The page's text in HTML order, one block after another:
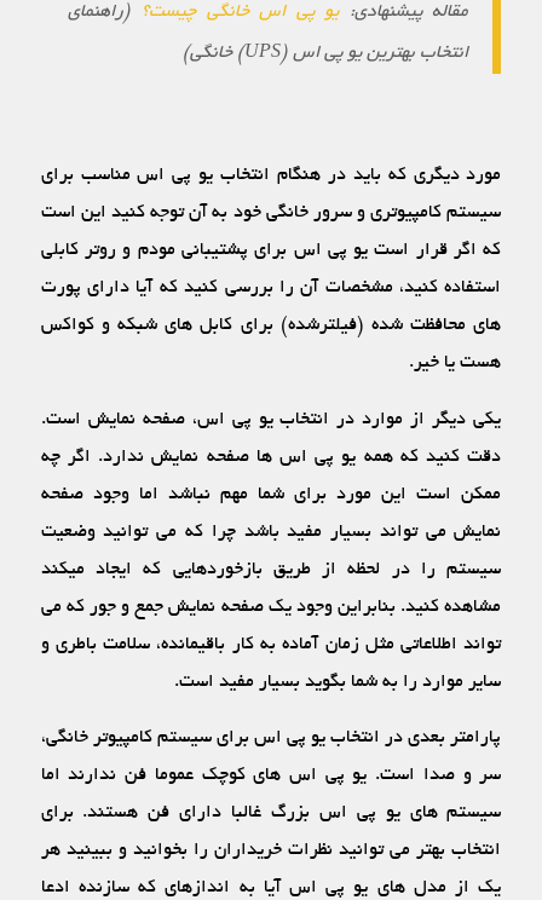
مقاله پیشنهادی:یو پی اس خانگی چیست؟ (راهنمای
انتخاب بهترین یو پی اس (UPS) خانگی)
مورد دیگری که باید در هنگام انتخاب یو پی اس مناسب برای
سیستم کامپیوتری و سرور خانگی خود به آن توجه کنید این است
که اگر قرار است یو پی اس برای پشتیبانی مودم و روتر کابلی
استفاده کنید، مشخصات آن را بررسی کنید که آیا دارای پورت‏
های محافظت شده (فیلترشده) برای کابل‏ های شبکه و کواکس
هست یا خیر.
یکی دیگر از موارد در انتخاب یو پی اس، صفحه نمایش است.
دقت کنید که همه یو پی اس ‏ها صفحه نمایش ندارد. اگر چه
ممکن است این مورد برای شما مهم نباشد اما وجود صفحه
نمایش می‏ تواند بسیار مفید باشد چرا که می‏ توانید وضعیت
سیستم را در لحظه از طریق بازخوردهایی که ایجاد می‏کند
مشاهده کنید. بنابراین وجود یک صفحه نمایش جمع و جور که می
‏تواند اطلاعاتی مثل زمان آماده به کار باقیمانده، سلامت باطری و
سایر موارد را به شما بگوید بسیار مفید است.
پارامتر بعدی در انتخاب یو پی اس برای سیستم کامپیوتر خانگی،
سر و صدا است. یو پی اس‏ های کوچک عموما فن ندارند اما
سیستم‏ های یو پی اس بزرگ غالبا دارای فن هستند. برای
انتخاب بهتر می ‏توانید نظرات خریداران را بخوانید و ببینید هر
یک از مدل‏ های یو پی اس آیا به اندازه‏ای که سازنده ادعا